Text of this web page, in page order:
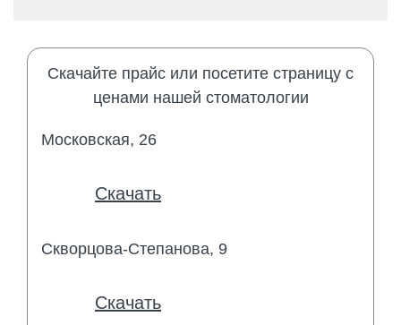
Скачайте прайс или посетите страницу с
ценами нашей стоматологии
Московская, 26
Скачать
Скворцова-Степанова, 9
Скачать